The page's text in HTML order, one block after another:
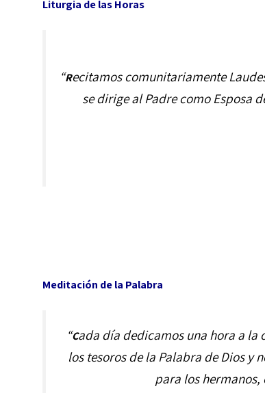
Liturgia de las Horas
“Recitamos comunitariamente
se dirige al Padre como Esposa
Meditación de la Palabra
“Cada día dedicamos una hora a la
los tesoros de la Palabra de Dios y
para los hermanos,